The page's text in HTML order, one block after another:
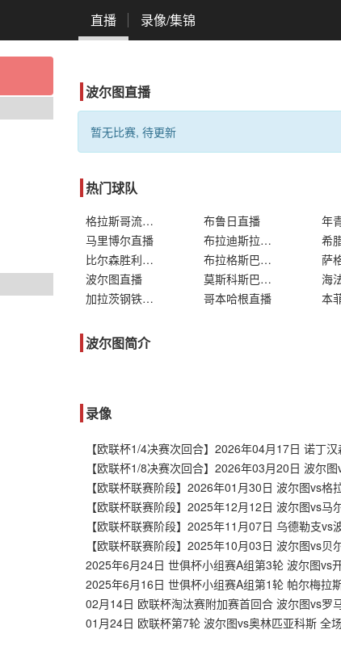
直播 录像/集锦
波尔图直播
暂无比赛, 待更新
热门球队
格拉斯哥流浪者直播 布鲁日直播 年
马里博尔直播
布拉迪斯拉发直播
比尔森胜利直播
布拉格斯巴达直播
波尔图直播
莫斯科斯巴达直播
加拉茨钢铁直播
哥本哈根直播 本
波尔图简介
录像
01月24日 欧联杯第7轮 波尔图vs奥林匹亚科斯 全